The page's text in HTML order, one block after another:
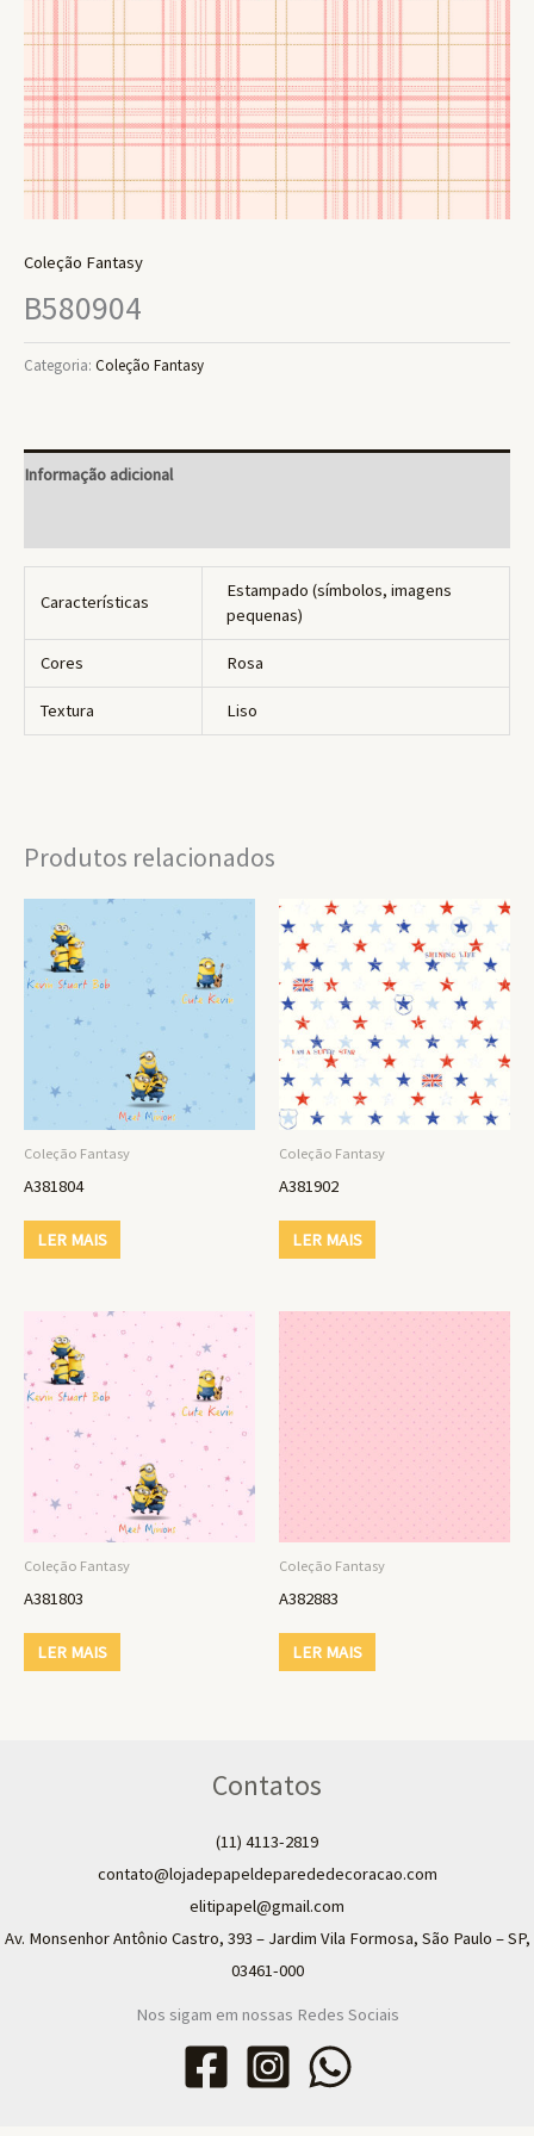
Coleção Fantasy
B580904
Categoria: Coleção Fantasy
Informação adicional
Características
Estampado (símbolos, imagens
pequenas)
Cores Rosa
Textura Liso
Produtos relacionados
Coleção Fantasy
A381804
LER MAIS
Coleção Fantasy
A381902
LER MAIS
Coleção Fantasy
A381803
LER MAIS
Coleção Fantasy
A382883
LER MAIS
Contatos
(11) 4113-2819
contato@lojadepapeldeparededecoracao.com
elitipapel@gmail.com​
Av. Monsenhor Antônio Castro, 393 – Jardim Vila Formosa, São Paulo – SP,
03461-000
Nos sigam em nossas Redes Sociais